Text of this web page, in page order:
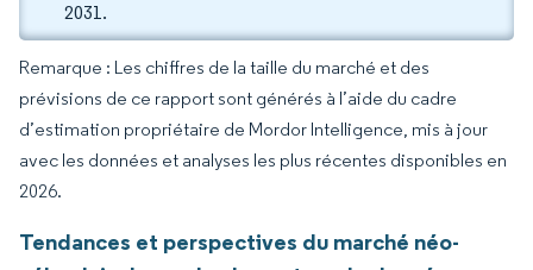
2031.
Remarque : Les chiffres de la taille du marché et des
prévisions de ce rapport sont générés à l’aide du cadre
d’estimation propriétaire de Mordor Intelligence, mis à jour
avec les données et analyses les plus récentes disponibles en
2026.
Tendances et perspectives du marché néo-